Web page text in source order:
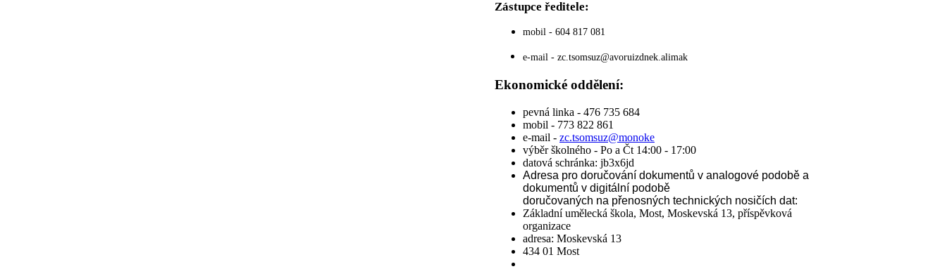
Zástupce ředitele:
mobil - 604 817 081
e-mail - zc.tsomsuz@avoruizdnek.alimak
Ekonomické oddělení:
pevná linka - 476 735 684
mobil - 773 822 861
e-mail - zc.tsomsuz@monoke
výběr školného - Po a Čt 14:00 - 17:00
datová schránka: jb3x6jd
Adresa pro doručování dokumentů v analogové podobě a
dokumentů v digitální podobě
doručovaných na přenosných technických nosičích dat:
Základní umělecká škola, Most, Moskevská 13, příspěvková
organizace
adresa: Moskevská 13
434 01 Most